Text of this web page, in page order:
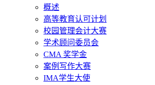
概述
高等教育认可计划
校园管理会计大赛
学术顾问委员会
CMA 奖学金
案例写作大赛
IMA学生大使